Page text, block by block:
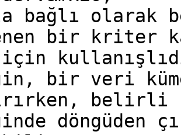
bağlı
bir kriter
için
bir veri
döngüden